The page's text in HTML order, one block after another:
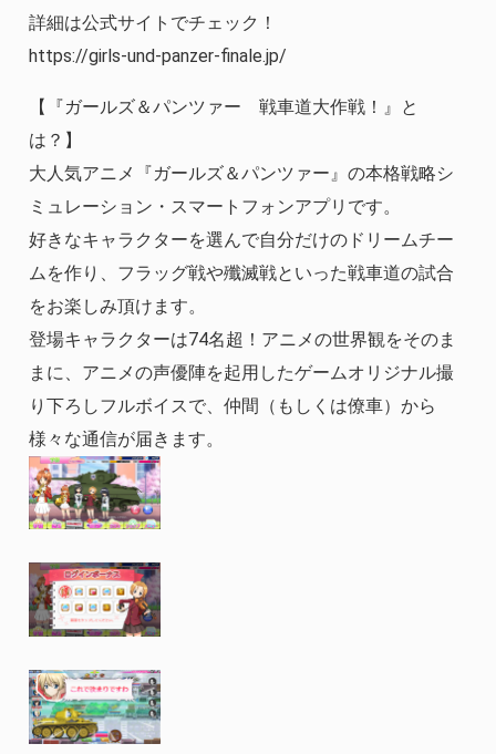
詳細は公式サイトでチェック！
https://girls-und-panzer-finale.jp/
【『ガールズ＆パンツァー 戦車道大作戦！』と
は？】
大人気アニメ『ガールズ＆パンツァー』の本格戦略シ
ミュレーション・スマートフォンアプリです。
好きなキャラクターを選んで自分だけのドリームチー
ムを作り、フラッグ戦や殲滅戦といった戦車道の試合
をお楽しみ頂けます。
登場キャラクターは74名超！アニメの世界観をそのま
まに、アニメの声優陣を起用したゲームオリジナル撮
り下ろしフルボイスで、仲間（もしくは僚車）から
様々な通信が届きます。